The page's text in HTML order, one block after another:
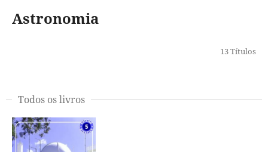
Astronomia
13 Títulos
Todos os livros